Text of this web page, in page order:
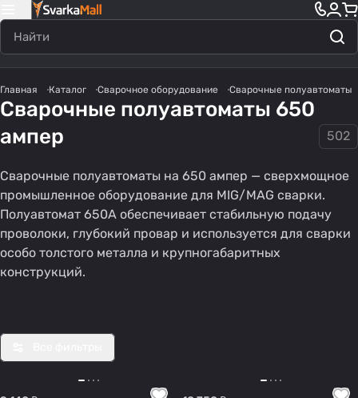
Главная Каталог Сварочное оборудование Сварочные полуавтоматы
Сварочные полуавтоматы 650
ампер
502
Сварочные полуавтоматы на 650 ампер — сверхмощное
промышленное оборудование для MIG/MAG сварки.
Полуавтомат 650А обеспечивает стабильную подачу
проволоки, глубокий провар и используется для сварки
особо толстого металла и крупногабаритных
конструкций.
Импульсные
полуавтомат
31 товар
Полуавтома
т без газа
Полуавтома